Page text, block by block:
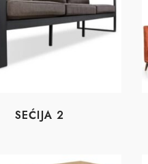
SEĆIJA 2